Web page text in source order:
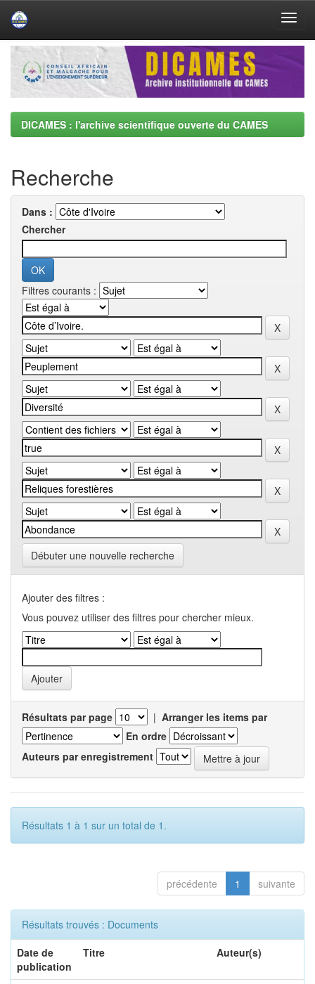
Skip
navigation
DICAMES : l'archive scientifique ouverte du CAMES
Recherche
Dans :
Chercher
Filtres courants :
Débuter une nouvelle recherche
Ajouter des filtres :
Vous pouvez utiliser des filtres pour chercher mieux.
Résultats par page | Arranger les items par
En ordre
Auteurs par enregistrement
Résultats 1 à 1 sur un total de 1.
précédente 1 suivante
Résultats trouvés : Documents
Date de
publication
Titre Auteur(s)